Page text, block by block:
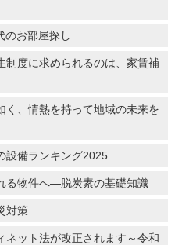
のお部屋探し
制度に求められるのは、家賃補
く、情熱を持って地域の未来を
設備ランキング2025
る物件へ―脱炭素の基礎知識
対策
ネット法が改正されます～令和